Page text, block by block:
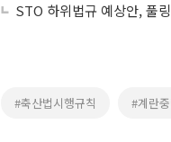
STO 하위법규 예상안, 풀
#축산법시행규칙 #계란